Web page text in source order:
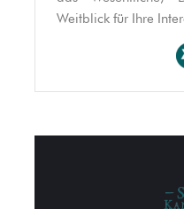
Weitblick für Ihre